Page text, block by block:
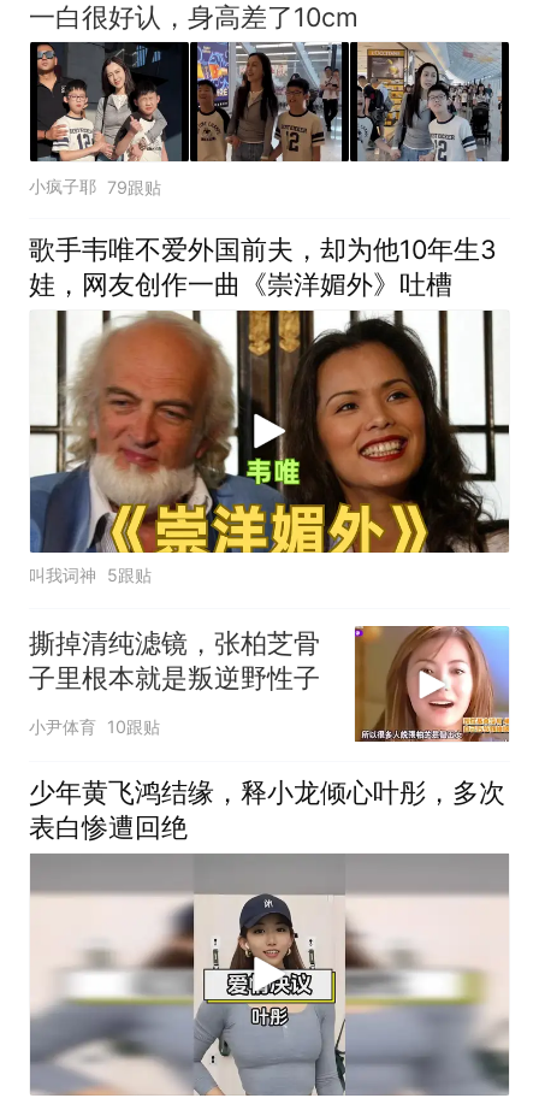
一白很好认，身高差了10cm
小疯子耶 79跟贴
歌手韦唯不爱外国前夫，却为他10年生3
娃，网友创作一曲《崇洋媚外》吐槽
叫我词神 5跟贴
撕掉清纯滤镜，张柏芝骨
子里根本就是叛逆野性子
小尹体育 10跟贴
少年黄飞鸿结缘，释小龙倾心叶彤，多次
表白惨遭回绝